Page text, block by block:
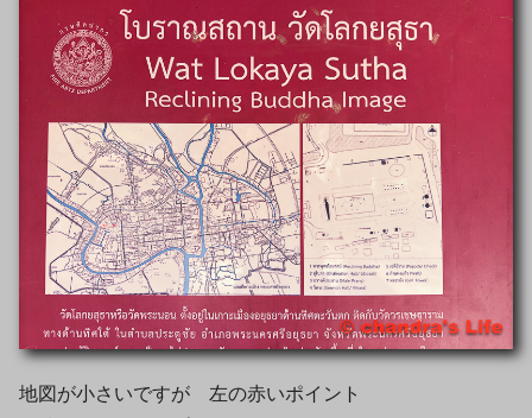
地図が小さいですが 左の赤いポイント